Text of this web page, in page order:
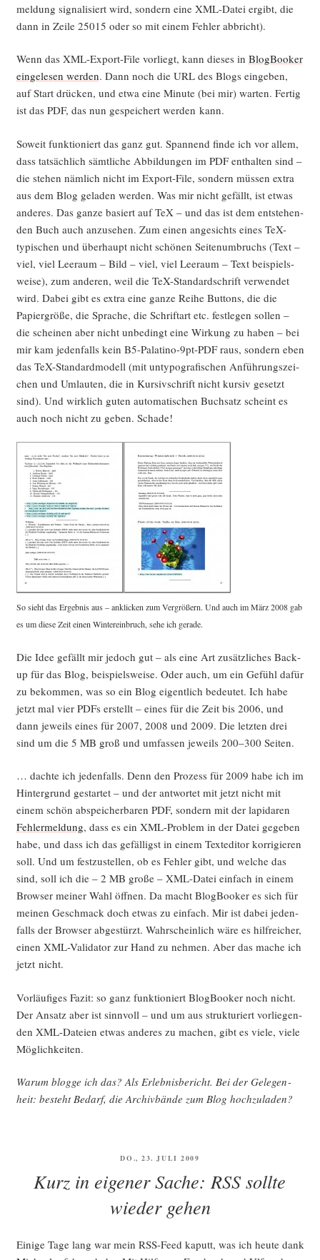
mel­dung signa­li­siert wird, son­dern eine XML-Datei ergibt, die
dann in Zei­le 25015 oder so mit einem Feh­ler abbricht).
Wenn das XML-Export-File vor­liegt, kann die­ses in Blog­Boo­ker
ein­ge­le­sen wer­den. Dann noch die URL des Blogs ein­ge­ben,
auf Start drü­cken, und etwa eine Minu­te (bei mir) war­ten. Fer­tig
ist das PDF, das nun gespei­chert wer­den kann.
Soweit funk­tio­niert das ganz gut. Span­nend fin­de ich vor allem,
dass tat­säch­lich sämt­li­che Abbil­dun­gen im PDF ent­hal­ten sind –
die ste­hen näm­lich nicht im Export-File, son­dern müs­sen extra
aus dem Blog gela­den wer­den. Was mir nicht gefällt, ist etwas
ande­res. Das gan­ze basiert auf TeX – und das ist dem ent­ste­hen­
den Buch auch anzu­se­hen. Zum einen ange­sichts eines TeX-
typi­schen und über­haupt nicht schö­nen Sei­ten­um­bruchs (Text –
viel, viel Lee­raum – Bild – viel, viel Lee­raum – Text bei­spiels­
wei­se), zum ande­ren, weil die TeX-Stan­dard­schrift ver­wen­det
wird. Dabei gibt es extra eine gan­ze Rei­he But­tons, die die
Papier­grö­ße, die Spra­che, die Schrift­art etc. fest­le­gen sol­len –
die schei­nen aber nicht unbe­dingt eine Wir­kung zu haben – bei
mir kam jeden­falls kein B5-Pala­ti­no-9pt-PDF raus, son­dern eben
das TeX-Stan­dard­mo­dell (mit unty­po­gra­fi­schen Anfüh­rungs­zei­
chen und Umlau­ten, die in Kur­siv­schrift nicht kur­siv gesetzt
sind). Und wirk­lich guten auto­ma­ti­schen Buch­satz scheint es
auch noch nicht zu geben. Schade!
So sieht das Ergeb­nis aus – ankli­cken zum Ver­grö­ßern. Und auch im März 2008 gab
es um die­se Zeit einen Win­ter­ein­bruch, sehe ich gerade.
Die Idee gefällt mir jedoch gut – als eine Art zusätz­li­ches Back­
up für das Blog, bei­spiels­wei­se. Oder auch, um ein Gefühl dafür
zu bekom­men, was so ein Blog eigent­lich bedeu­tet. Ich habe
jetzt mal vier PDFs erstellt – eines für die Zeit bis 2006, und
dann jeweils eines für 2007, 2008 und 2009. Die letz­ten drei
sind um die 5 MB groß und umfas­sen jeweils 200–300 Seiten.
… dach­te ich jeden­falls. Denn den Pro­zess für 2009 habe ich im
Hin­ter­grund gestar­tet – und der ant­wor­tet mit jetzt nicht mit
einem schön abspei­cher­ba­ren PDF, son­dern mit der lapi­da­ren
Feh­ler­mel­dung, dass es ein XML-Pro­blem in der Datei gege­ben
habe, und dass ich das gefäl­ligst in einem Text­edi­tor kor­ri­gie­ren
soll. Und um fest­zu­stel­len, ob es Feh­ler gibt, und wel­che das
sind, soll ich die – 2 MB gro­ße – XML-Datei ein­fach in einem
Brow­ser mei­ner Wahl öff­nen. Da macht Blog­Boo­ker es sich für
mei­nen Geschmack doch etwas zu ein­fach. Mir ist dabei jeden­
falls der Brow­ser abge­stürzt. Wahr­schein­lich wäre es hilf­rei­cher,
einen XML-Vali­da­tor zur Hand zu neh­men. Aber das mache ich
jetzt nicht.
Vor­läu­fi­ges Fazit: so ganz funk­tio­niert Blog­Boo­ker noch nicht.
Der Ansatz aber ist sinn­voll – und um aus struk­tu­riert vor­lie­gen­
den XML-Datei­en etwas ande­res zu machen, gibt es vie­le, vie­le
Möglichkeiten.
War­um blog­ge ich das? Als Erleb­nis­be­richt. Bei der Gele­gen­
heit: besteht Bedarf, die Archiv­bän­de zum Blog hochzuladen?
VERÖFFENTLICHT
DO., 23. JULI 2009
Kurz in eigener Sache: RSS sollte
wieder gehen
Eini­ge Tage lang war mein RSS-Feed kaputt, was ich heu­te dank